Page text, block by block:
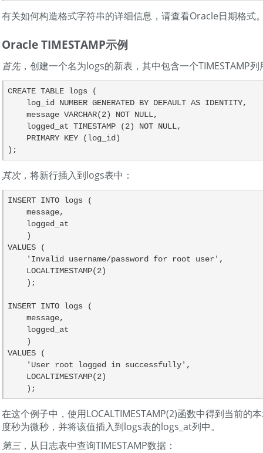
有关如何构造格式字符串的详细信息，请查看Oracle日期格式
Oracle TIMESTAMP示例
首先，创建一个名为logs的新表，其中包含一个TIMESTAMP列
CREATE TABLE logs (
);
其次，将新行插入到logs表中：
INSERT INTO logs (
VALUES (
INSERT INTO logs (
VALUES (
    );
在这个例子中，使用LOCALTIMESTAMP(2)函数中得到当前的
度秒为微秒，并将该值插入到logs表的logs_at列中。
第三，从日志表中查询TIMESTAMP数据：